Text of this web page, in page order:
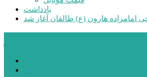
یادداشت
امامزاده هارون (ع) طالقان آغاز شد